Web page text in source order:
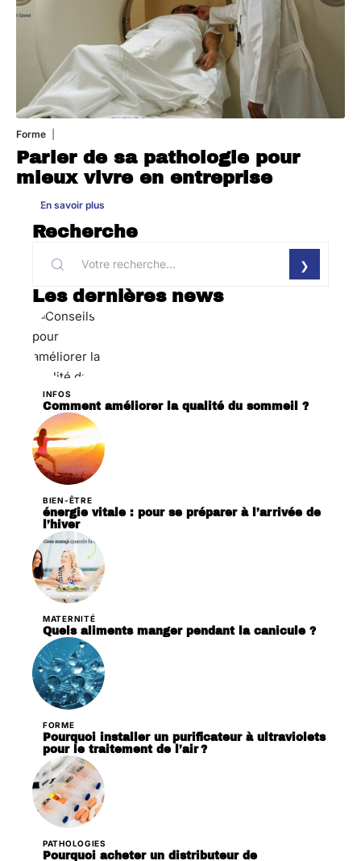
Forme
Parler de sa pathologie pour
mieux vivre en entreprise
En savoir plus
Recherche
Les dernières news
INFOS
Comment améliorer la qualité du sommeil ?
BIEN-ÊTRE
énergie vitale : pour se préparer à l’arrivée de
l’hiver
MATERNITÉ
Quels aliments manger pendant la canicule ?
FORME
Pourquoi installer un purificateur à ultraviolets
pour le traitement de l’air ?
PATHOLOGIES
Pourquoi acheter un distributeur de